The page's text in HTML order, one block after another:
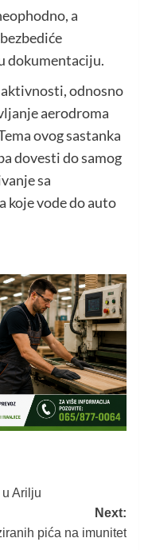
a
dokumentaciju.
odnosno
aerodroma
ovog sastanka
dovesti do samog
sa
koje vode do auto
Arilju
Next:
pića na imunitet